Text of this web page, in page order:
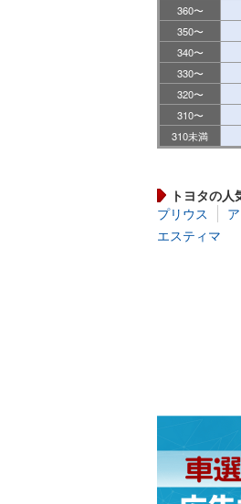
360〜
350〜
340〜
330〜
320〜
310〜
310未満
トヨタの人
プリウス
エスティマ